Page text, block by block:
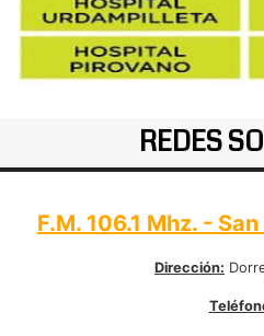
REDES
F.M. 106.1 Mhz. -
Dirección: